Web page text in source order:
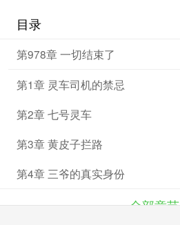
目录
第978章 一切结束了
第1章 灵车司机的禁忌
第2章 七号灵车
第3章 黄皮子拦路
第4章 三爷的真实身份
全部章节